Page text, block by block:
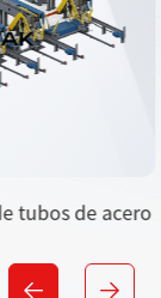
Máquina